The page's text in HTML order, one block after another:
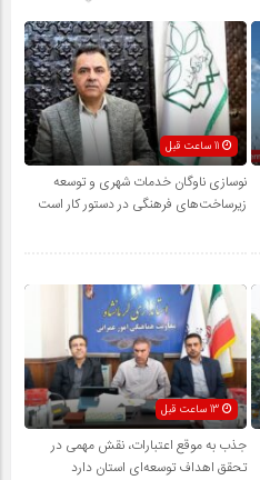
نوسازی ناوگان خدمات شهری و توسعه
زیرساخت‌های فرهنگی در دستور کار است
جذب به موقع اعتبارات، نقش مهمی در
تحقق اهداف توسعه‌ای استان دارد